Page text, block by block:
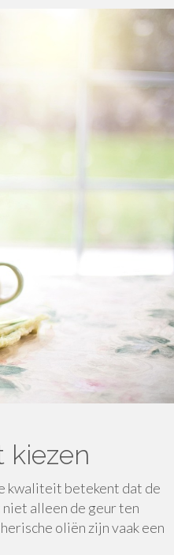
kiezen
kwaliteit betekent dat de
alleen de geur ten
oliën zijn vaak een